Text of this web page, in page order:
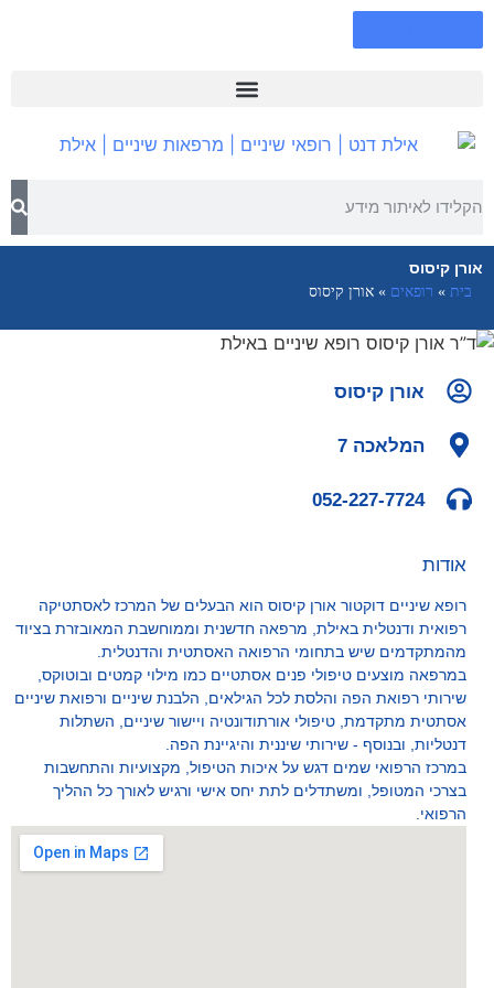
אורן קיסוס
בית » רופאים » אורן קיסוס
אורן קיסוס
המלאכה 7
052-227-7724
אודות
רופא שיניים דוקטור אורן קיסוס הוא הבעלים של המרכז לאסתטיקה
רפואית ודנטלית באילת, מרפאה חדשנית וממוחשבת המאובזרת בציוד
מהמתקדמים שיש בתחומי הרפואה האסתטית והדנטלית.
במרפאה מוצעים טיפולי פנים אסתטיים כמו מילוי קמטים ובוטוקס,
שירותי רפואת הפה והלסת לכל הגילאים, הלבנת שיניים ורפואת שיניים
אסתטית מתקדמת, טיפולי אורתודונטיה ויישור שיניים, השתלות
דנטליות, ובנוסף - שירותי שיננית והיגיינת הפה.
במרכז הרפואי שמים דגש על איכות הטיפול, מקצועיות והתחשבות
בצרכי המטופל, ומשתדלים לתת יחס אישי ורגיש לאורך כל ההליך
הרפואי.